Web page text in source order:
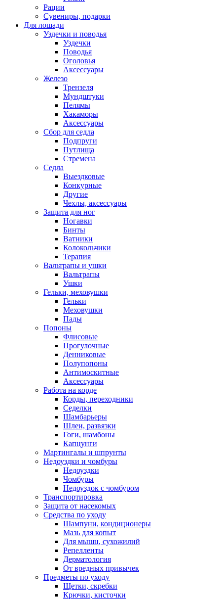
Рации
Сувениры, подарки
Для лошади
Уздечки и поводья
Уздечки
Поводья
Оголовья
Аксессуары
Железо
Трензеля
Мундштуки
Пелямы
Хакаморы
Аксессуары
Сбор для седла
Подпруги
Путлища
Стремена
Седла
Выездковые
Конкурные
Другие
Чехлы, аксессуары
Защита для ног
Ногавки
Бинты
Ватники
Колокольчики
Терапия
Вальтрапы и ушки
Вальтрапы
Ушки
Гельки, меховушки
Гельки
Меховушки
Пады
Попоны
Флисовые
Прогулочные
Денниковые
Полупопоны
Антимоскитные
Аксессуары
Работа на корде
Корды, переходники
Седелки
Шамбарьеры
Шлеи, развязки
Гоги, шамбоны
Капцунги
Мартингалы и шпрунты
Недоуздки и чомбуры
Недоуздки
Чомбуры
Недоуздок с чомбуром
Транспортировка
Защита от насекомых
Средства по уходу
Шампуни, кондиционеры
Мазь для копыт
Для мышц, сухожилий
Репелленты
Дерматология
От вредных привычек
Предметы по уходу
Щетки, скребки
Крючки, кисточки